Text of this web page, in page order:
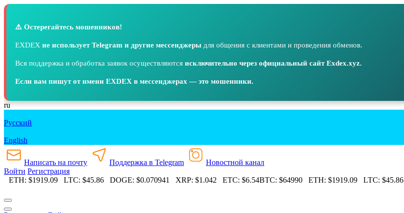
⚠️ Остерегайтесь мошенников!
EXDEX не использует Telegram и другие мессенджеры для общения с клиентами и проведения обменов.
Вся поддержка и обработка заявок осуществляются исключительно через официальный сайт Exdex.xyz.
Если вам пишут от имени EXDEX в мессенджерах — это мошенники.
ru
Русский
English
Написать на почту Поддержка в Telegram
Новостной канал
Войти Регистрация
ETH:$1919.09 LTC:$45.86 DOGE:$0.070941 XRP:$1.042 ETC:$6.54BTC:$64990 ETH:$1919.09 LTC:$45.86